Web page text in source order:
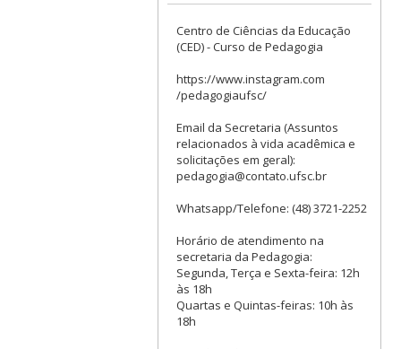
Centro de Ciências da Educação
(CED) - Curso de Pedagogia
https://www.instagram.com
/pedagogiaufsc/
Email da Secretaria (Assuntos
relacionados à vida acadêmica e
solicitações em geral):
pedagogia@contato.ufsc.br
Whatsapp/Telefone: (48) 3721-2252
Horário de atendimento na
secretaria da Pedagogia:
Segunda, Terça e Sexta-feira: 12h
às 18h
Quartas e Quintas-feiras: 10h às
18h